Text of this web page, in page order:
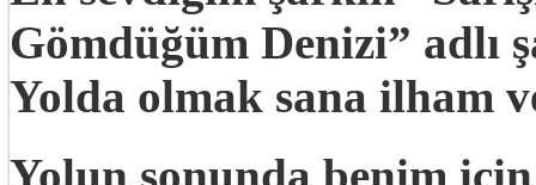
Gömdüğüm Denizi” adlı
Yolda olmak sana ilham